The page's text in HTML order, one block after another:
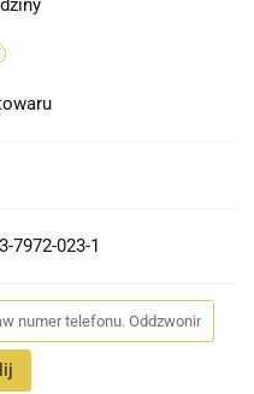
7972-023-1